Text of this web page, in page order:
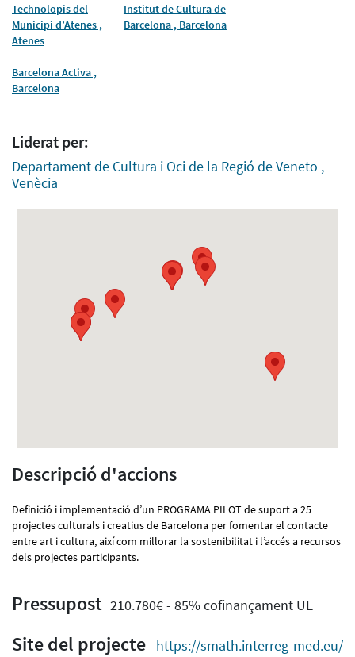
Technolopis del
Municipi d’Atenes ,
Atenes
Institut de Cultura de
Barcelona , Barcelona
Barcelona Activa ,
Barcelona
Liderat per:
Departament de Cultura i Oci de la Regió de Veneto ,
Venècia
Descripció d'accions
Definició i implementació d’un PROGRAMA PILOT de suport a 25
projectes culturals i creatius de Barcelona per fomentar el contacte
entre art i cultura, així com millorar la sostenibilitat i l’accés a recursos
dels projectes participants.
Pressupost 210.780€ - 85% cofinançament UE
Site del projecte https://smath.interreg-med.eu/